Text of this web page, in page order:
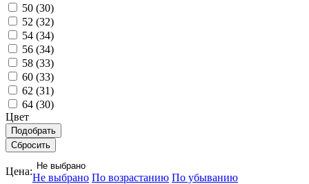
50 (30)
52 (32)
54 (34)
56 (34)
58 (33)
60 (33)
62 (31)
64 (30)
Цвет
Цена: Не выбрано
Не выбрано По возрастанию По убыванию